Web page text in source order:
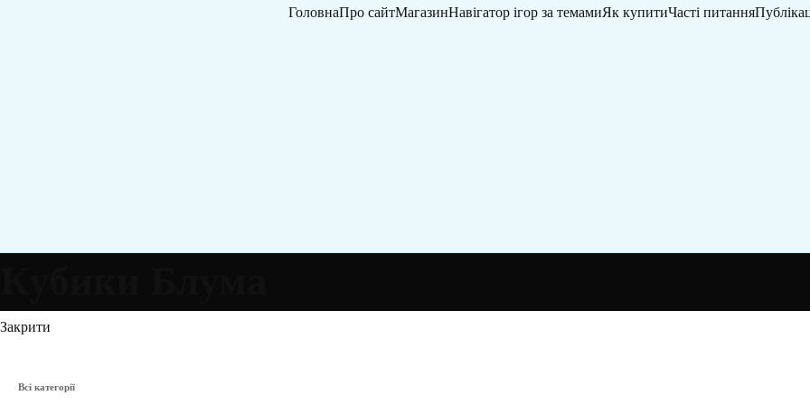
ГоловнаПро сайтМагазинНавігатор ігор за темамиЯк купитиЧасті питання
Закрити
Всі категорії